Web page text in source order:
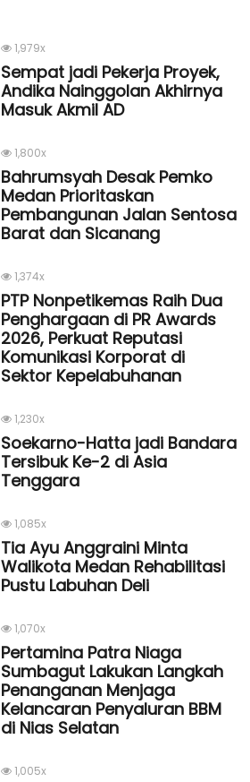
1,979x
Sempat jadi Pekerja Proyek,
Andika Nainggolan Akhirnya
Masuk Akmil AD
1,800x
Bahrumsyah Desak Pemko
Medan Prioritaskan
Pembangunan Jalan Sentosa
Barat dan Sicanang
1,374x
PTP Nonpetikemas Raih Dua
Penghargaan di PR Awards
2026, Perkuat Reputasi
Komunikasi Korporat di
Sektor Kepelabuhanan
1,230x
Soekarno-Hatta jadi Bandara
Tersibuk Ke-2 di Asia
Tenggara
1,085x
Tia Ayu Anggraini Minta
Walikota Medan Rehabilitasi
Pustu Labuhan Deli
1,070x
Pertamina Patra Niaga
Sumbagut Lakukan Langkah
Penanganan Menjaga
Kelancaran Penyaluran BBM
di Nias Selatan
1,005x